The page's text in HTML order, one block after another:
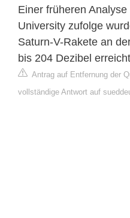
Einer früheren
University zufolge
Saturn-V-Rakete an
bis 204 Dezibel
Antrag auf Entfernung der
vollständige Antwort auf